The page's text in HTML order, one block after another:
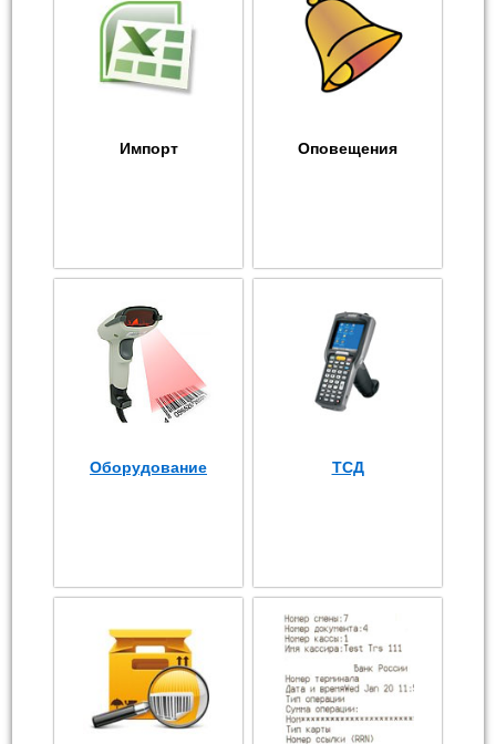
Импорт Оповещения
Оборудование ТСД